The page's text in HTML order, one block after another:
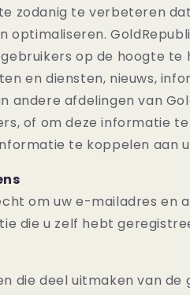
zodanig te verbeteren
optimaliseren.
op de hoogte te
en diensten, nieuws,
andere afdelingen van
of om deze informatie
te koppelen aan
om uw e-mailadres en
die u zelf hebt
die deel uitmaken van de